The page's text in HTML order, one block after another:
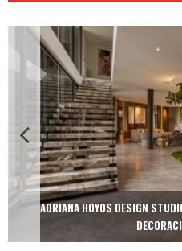
ADRIANA HOYOS DESIGN